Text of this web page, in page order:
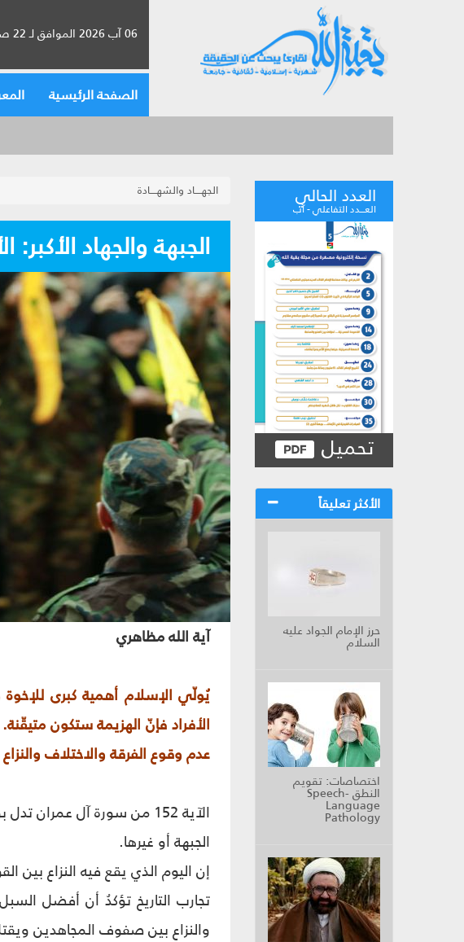
06 آب 2026 الموافق لـ 22 صفر 1448
الصفحة الرئيسية
العدد الحالي
العـــدد التفاعلي - آب
تحميل
الأكثر تعليقاً
حرز الإمام الجواد عليه
السلام
اختصاصات: تقويم
النطق Speech-
Language
Pathology
الجهــــاد والشهــــادة
الجبهة والجهاد
آية الله مظاهري
يُولّي الإسلام أهمية كبرى
الأفراد فإنّ الهزيمة ستكون
عدم وقوع الفرقة والاختلاف
الآية 152 من سورة آل
الجبهة أو غيرها.
إن اليوم الذي يقع فيه النزاع بين
تجارب التاريخ تؤكدُ أن أفضل
والنزاع بين صفوف المجاهدين